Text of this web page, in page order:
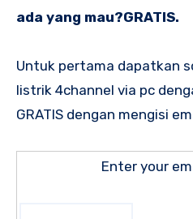
ada yang mau?GRATIS.
Untuk pertama dapatkan
listrik 4channel via pc
GRATIS dengan mengisi
Enter your